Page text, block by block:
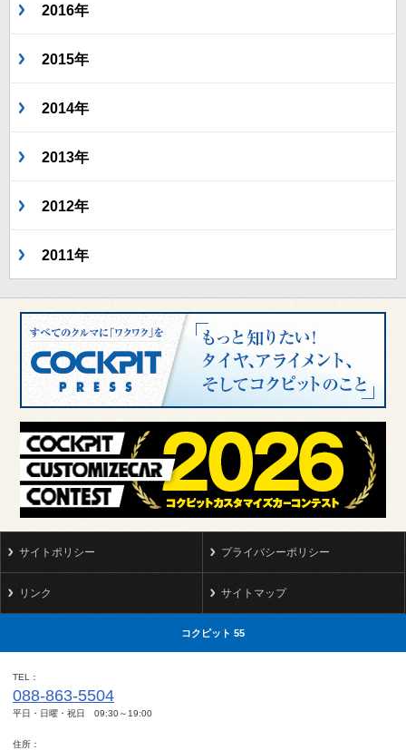
2016年
2015年
2014年
2013年
2012年
2011年
サイトポリシー プライバシーポリシー
リンク サイトマップ
コクピット 55
TEL
088-863-5504
平日・日曜・祝日 09:30～19:00
住所